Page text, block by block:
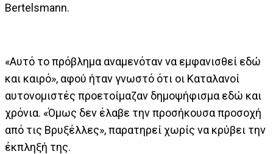
Bertelsmann.
«Αυτό το πρόβλημα αναμενόταν να εμφανισθεί εδώ
και καιρό», αφού ήταν γνωστό ότι οι Καταλανοί
αυτονομιστές προετοίμαζαν δημοψήφισμα εδώ και
χρόνια. «Όμως δεν έλαβε την προσήκουσα προσοχή
από τις Βρυξέλλες», παρατηρεί χωρίς να κρύβει την
έκπληξή της.